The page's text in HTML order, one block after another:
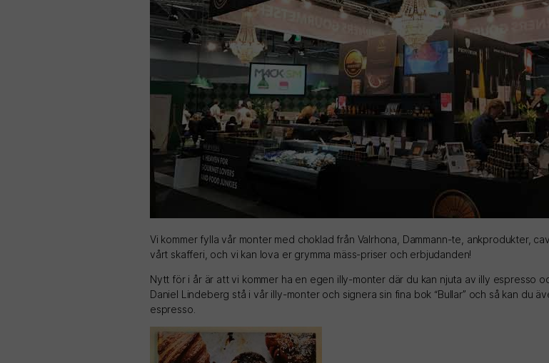
Vi kommer fylla vår monter med choklad från Valrhona, Dammann-te, ankprodukter,
vårt skafferi, och vi kan lova er grymma mäss-priser och erbjudanden!
Nytt för i år är att vi kommer ha en egen illy-monter där du kan njuta av illy espresso
Daniel Lindeberg stå i vår illy-monter och signera sin fina bok “Bullar” och så kan du
espresso.